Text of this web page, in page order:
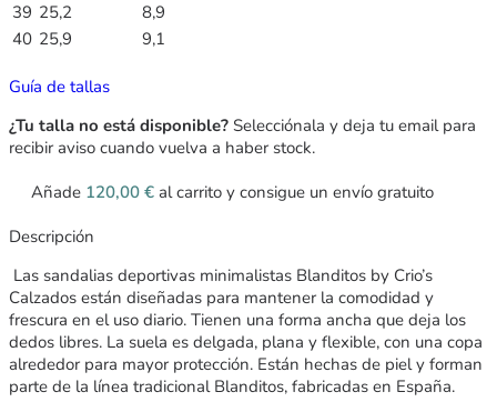
39 25,2
8,9
40 25,9 9,1
Guía de tallas
¿Tu talla no está disponible? Selecciónala y deja tu email para
recibir aviso cuando vuelva a haber stock.
Añade 120,00 € al carrito y consigue un envío gratuito
Descripción
Las sandalias deportivas minimalistas Blanditos by Crio’s
Calzados están diseñadas para mantener la comodidad y
frescura en el uso diario. Tienen una forma ancha que deja los
dedos libres. La suela es delgada, plana y flexible, con una copa
alrededor para mayor protección. Están hechas de piel y forman
parte de la línea tradicional Blanditos, fabricadas en España.